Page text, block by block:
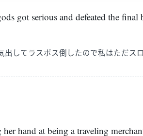
got serious and defeated the
出してラスボス倒したので私はただス
hand at being a traveling